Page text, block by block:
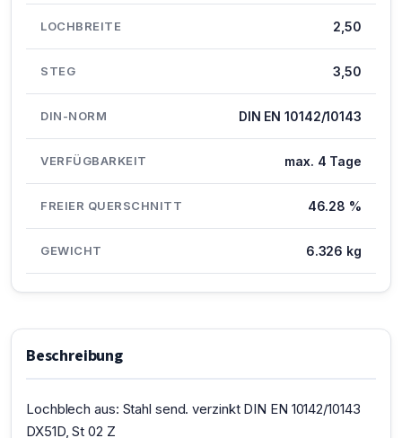
LOCHBREITE 2,50
STEG 3,50
DIN-NORM DIN EN 10142/10143
VERFÜGBARKEIT max. 4 Tage
FREIER QUERSCHNITT 46.28 %
GEWICHT 6.326 kg
Beschreibung
Lochblech aus: Stahl send. verzinkt DIN EN 10142/10143
DX51D, St 02 Z